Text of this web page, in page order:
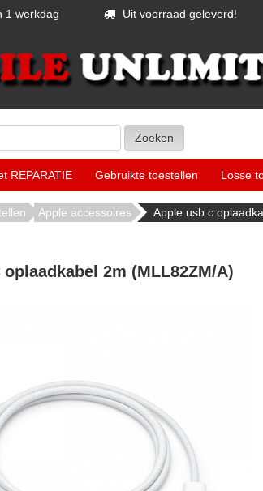
1 werkdag Uit voorraad geleverd!
REPARATIE Gebruikte toestellen Losse
Apple accessoires Apple usb c
oplaadkabel 2m (MLL82ZM/A)